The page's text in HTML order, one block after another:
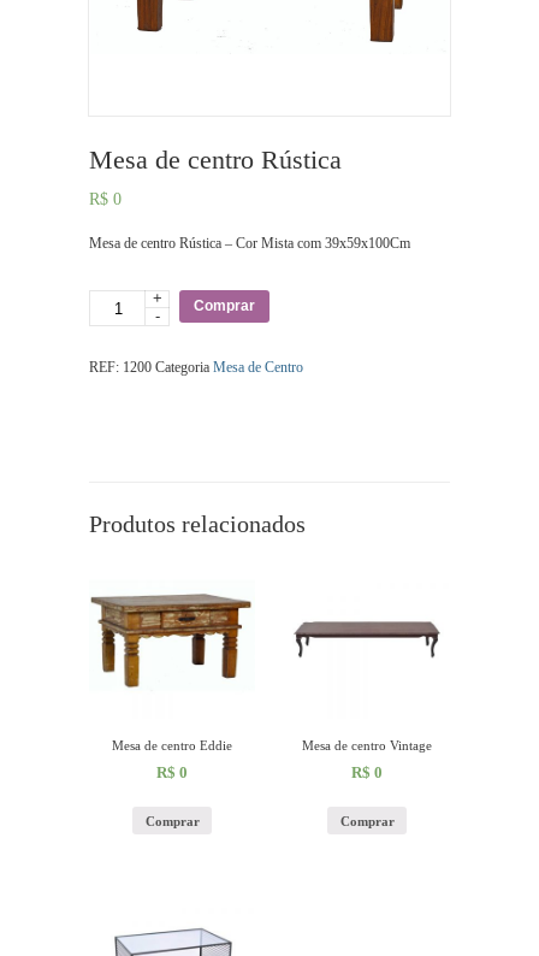
Mesa de centro Rústica
R$ 0
Mesa de centro Rústica – Cor Mista com 39x59x100Cm
Quantidade+
-
Comprar
REF: 1200 Categoria Mesa de Centro
Produtos relacionados
Mesa de centro Eddie
R$ 0
Comprar
Mesa de centro Vintage
R$ 0
Comprar